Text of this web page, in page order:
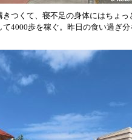
つくて、寝不足の身体にはちょ
4000歩を稼ぐ。昨日の食い過ぎ